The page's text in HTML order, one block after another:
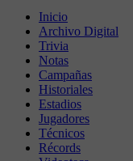
Inicio
Archivo Digital
Trivia
Notas
Campañas
Historiales
Estadios
Jugadores
Técnicos
Récords